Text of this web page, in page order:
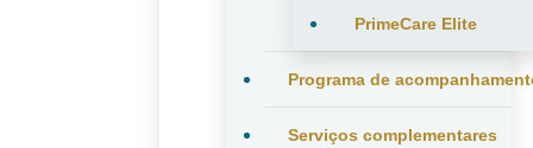
PrimeCare Elite
Programa de
Serviços complementares